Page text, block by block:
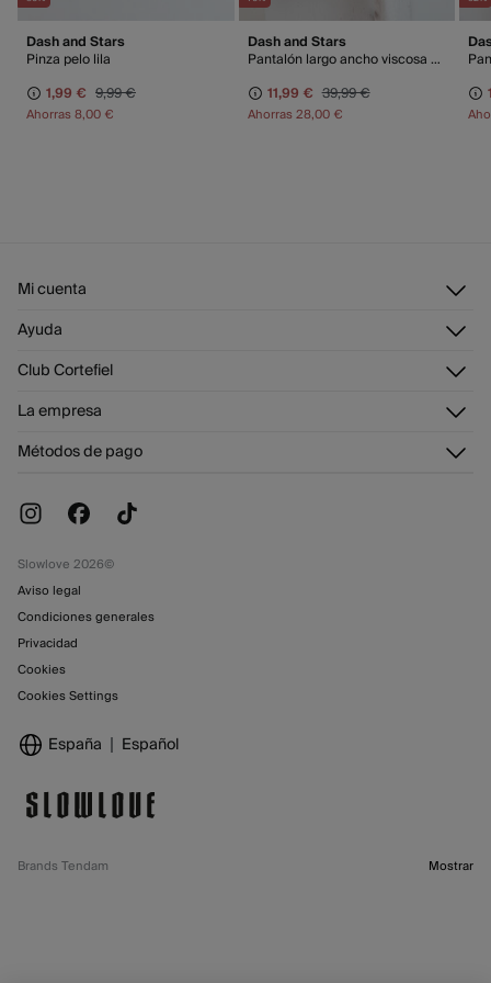
Dash and Stars
Pinza pelo lila
1,99 € 9,99 €
Ahorras8,00 €
Dash and Stars
Pantalón largo ancho viscosa suave gris
11,99 € 39,99 €
Ahorras28,00 €
Mi cuenta
Registrarme
Direcciones de envío
Tarjeta regalo online
Tarjeta abono
Ayuda
Atención al cliente
Preguntas frecuentes
Cambios, devoluciones y desistimiento
Club Cortefiel
La empresa
Trabaja con nosotros
Métodos de pago
Slowlove 2026©
Aviso legal
Condiciones generales
Privacidad
Cookies
Cookies Settings
España Español
Brands Tendam Mostrar